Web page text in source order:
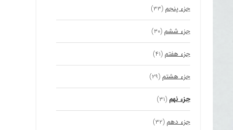
جزء پنجم (۳۳)
جزء ششم (۳۰)
جزء هفتم (۴۱)
جزء هشتم (۲۹)
جزء نهم (۳۱)
جزء دهم (۳۲)